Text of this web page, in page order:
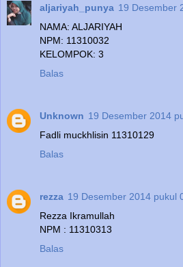
aljariyah_punya 19 Desember
NAMA: ALJARIYAH
NPM: 11310032
KELOMPOK: 3
Balas
Unknown 19 Desember 2014
Fadli muckhlisin 11310129
Balas
rezza 19 Desember 2014 pukul
Rezza Ikramullah
NPM : 11310313
Balas